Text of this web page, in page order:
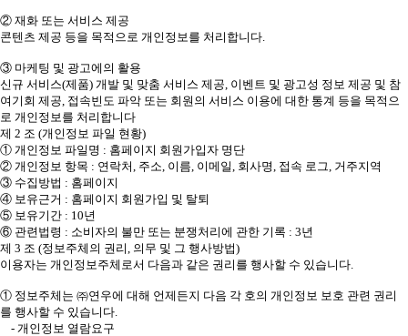
② 재화 또는 서비스 제공
콘텐츠 제공 등을 목적으로 개인정보를 처리합니다.
③ 마케팅 및 광고에의 활용
신규 서비스(제품) 개발 및 맞춤 서비스 제공, 이벤트 및 광고성 정보 제공 및 참
여기회 제공, 접속빈도 파악 또는 회원의 서비스 이용에 대한 통계 등을 목적으
로 개인정보를 처리합니다
제 2 조 (개인정보 파일 현황)
① 개인정보 파일명 : 홈페이지 회원가입자 명단
② 개인정보 항목 : 연락처, 주소, 이름, 이메일, 회사명, 접속 로그, 거주지역
③ 수집방법 : 홈페이지
④ 보유근거 : 홈페이지 회원가입 및 탈퇴
⑤ 보유기간 : 10년
⑥ 관련법령 : 소비자의 불만 또는 분쟁처리에 관한 기록 : 3년
제 3 조 (정보주체의 권리, 의무 및 그 행사방법)
이용자는 개인정보주체로서 다음과 같은 권리를 행사할 수 있습니다.
① 정보주체는 ㈜연우에 대해 언제든지 다음 각 호의 개인정보 보호 관련 권리
를 행사할 수 있습니다.
- 개인정보 열람요구